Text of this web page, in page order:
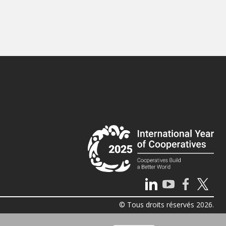
© Tous droits réservés 2026.